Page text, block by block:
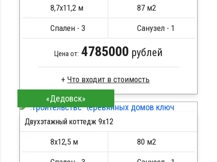
Сборка на березовые нагеля, джут
Металлические сваи 108 диаметр
8,7х11,2 м 87 м2
Спален - 3 Санузел - 1
Цена от: 4785000 рублей
Брус камерной сушки
Стропила, балки 50х200 мм
Кровля металлочерепица
Сборка на березовые нагеля, джут
Металлические сваи 108 диаметр
ПОДРОБНЕЕ
«Дедовск»
Двухэтажный коттедж 9х12
8х12,5 м 80 м2